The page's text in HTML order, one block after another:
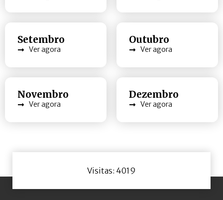
Setembro
Ver agora
Outubro
Ver agora
Novembro
Ver agora
Dezembro
Ver agora
Visitas: 4019